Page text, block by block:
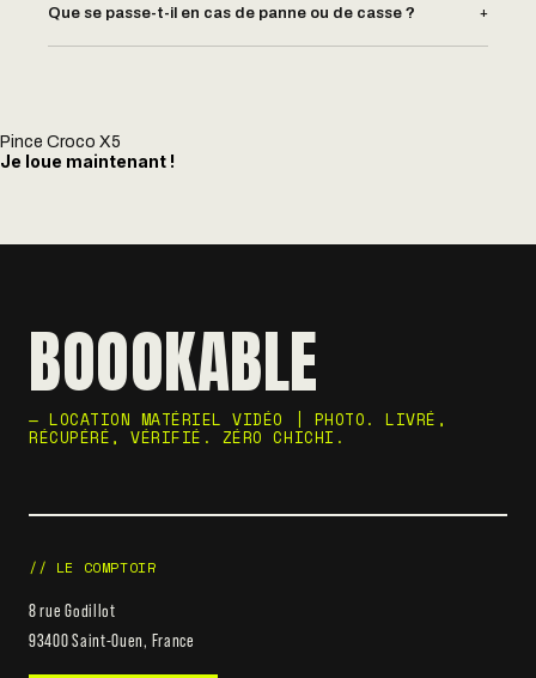
Que se passe-t-il en cas de panne ou de casse ? +
Pince Croco X5
Je loue maintenant !
BOOOKABLE
— LOCATION MATÉRIEL VIDÉO | PHOTO. LIVRÉ,
RÉCUPÉRÉ, VÉRIFIÉ. ZÉRO CHICHI.
// LE COMPTOIR
8 rue Godillot
93400 Saint-Ouen, France